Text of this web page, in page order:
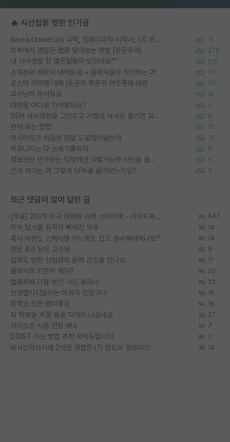
🔥 시선집중 핫한 인기글
Korea University 수학, 컴퓨터과학 이학사, UC Berkeley 산업공학 대학원 공학박사가 되는 것은 쉽지 않겠죠? 10
외부에서 괜찮은 랩을 알아보는 방법 (장문주의) 275
내 석사생활 참 많은일들이 있엇네요^^ 212
소재분야 석박사 대학원생 + 물박사들이 착각하는 거 74
포스텍 억까에 대해 (동문의 학문적 아웃풋에 대한 반박) 50
교수님이 무서워요 16
대학원 어디로 가야할까요? 5
SSH 박사과정을 그만두고 지방대 박사로 옮기면 교수의 꿈은 끝일까요? 9
편애 하는 방법 15
이사이트가 처음엔 정말 도움많이됐는데 14
커뮤니티는 다 쓰레기통이지 6
정보보안 연구하는 입장에선 식별가능한 사진을 올리는건 비추이긴함 5
근데 여기는 왜 그렇게 SPK를 물어보는거임? 3
최근 댓글이 많이 달린 글
[무료] 2026 미국 대학원 유학 스타터팩 - 가이드북 & 합격자 컨택메일 템플릿 647
미박 탑스쿨 유학이 빡세진 이유 19
혹시 이정도 스펙이면 어느정도 잡고 준비해야하나요? 14
정년 4년 남은 교수님 9
입학도 안한 신입생이 원래 관심을 받나요 11
물박사의 기준이 뭐임? 20
랩홈피에 다들 본인 사진 올리냐 23
신생랩가지말라는 이유가 있었구나 16
장학금 모은 랩비통장 18
AI 학회들 거품 슬슬 지적이 나오네요 27
카이스트 서류 전형 배수 7
DGIST 가는 방법 추천 부탁드립니다. 7
박사진학하기에 2억은 괜찮은 (?) 정도의 경제력인가요 14